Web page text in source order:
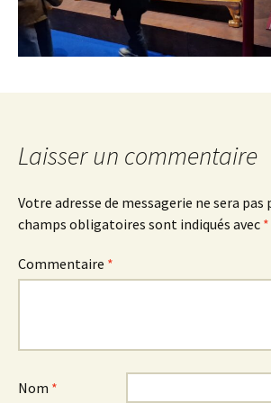
Laisser un commentaire
Votre adresse de messagerie ne sera pas
champs obligatoires sont indiqués avec *
Commentaire *
Nom *